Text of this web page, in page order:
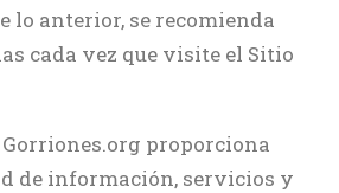
lo anterior, se recomienda
cada vez que visite el Sitio
Gorriones.org proporciona
de información, servicios y